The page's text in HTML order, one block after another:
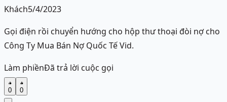
Khách5/4/2023
Gọi điện rồi chuyển hướng cho hộp thư thoại đòi nợ cho
Công Ty Mua Bán Nợ Quốc Tế Vid.
Làm phiềnĐã trả lời cuộc gọi
0 0